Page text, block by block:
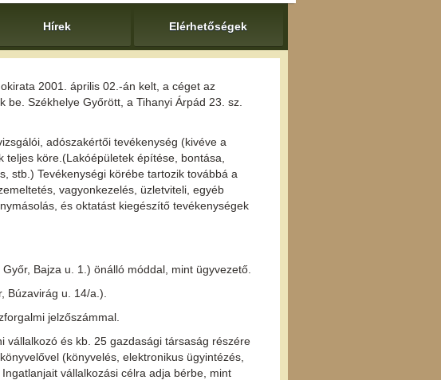
Hírek Elérhetőségek
2001. április 02.-án kelt, a céget az
Székhelye Győrött, a Tihanyi Árpád 23. sz.
adószakértői tevékenység (kivéve a
köre.(Lakóépületek építése, bontása,
stb.) Tevékenységi körébe tartozik továbbá a
vagyonkezelés, üzletviteli, egyéb
és oktatást kiegészítő tevékenységek
Bajza u. 1.) önálló móddal, mint ügyvezető.
Búzavirág u. 14/a.).
jelzőszámmal.
vállalkozó és kb. 25 gazdasági társaság részére
(könyvelés, elektronikus ügyintézés,
vállalkozási célra adja bérbe, mint